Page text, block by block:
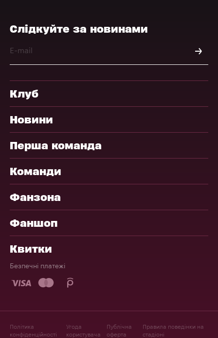
Слідкуйте за новинами
Клуб
Новини
Перша команда
Команди
Фанзона
Фаншоп
Квитки
Безпечні платежі
Політика
конфіденційності
Угода
користувача
Публічна
оферта
Правила поведінки на
стадіоні